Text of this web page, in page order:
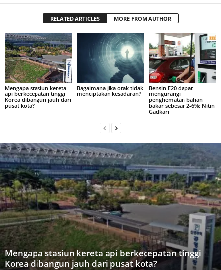
RELATED ARTICLES MORE FROM AUTHOR
Mengapa stasiun kereta
api berkecepatan tinggi
Korea dibangun jauh dari
pusat kota?
Bagaimana jika otak tidak
menciptakan kesadaran?
Bensin E20 dapat
mengurangi
penghematan bahan
bakar sebesar 2-6%: Nitin
Gadkari
Mengapa stasiun kereta api berkecepatan tinggi
Korea dibangun jauh dari pusat kota?